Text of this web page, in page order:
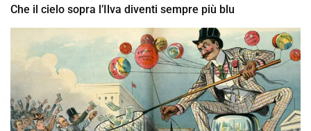
Che il cielo sopra l’Ilva diventi sempre più blu